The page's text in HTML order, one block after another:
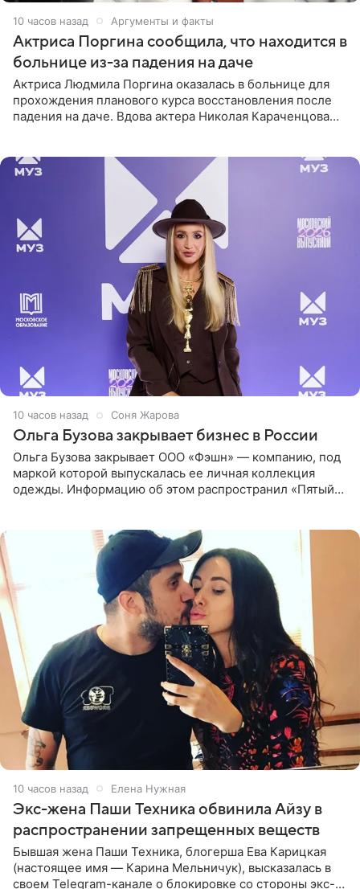
10 часов назад Аргументы и факты
Актриса Поргина сообщила, что находится в
больнице из-за падения на даче
Актриса Людмила Поргина оказалась в больнице для
прохождения планового курса восстановления после
падения на даче. Вдова актера Николая Караченцова
10 часов назад Соня Жарова
Ольга Бузова закрывает бизнес в России
Ольга Бузова закрывает ООО «Фэшн» — компанию, под
маркой которой выпускалась ее личная коллекция
одежды. Информацию об этом распространил «Пятый
10 часов назад Елена Нужная
Экс-жена Паши Техника обвинила Айзу в
распространении запрещенных веществ
Бывшая жена Паши Техника, блогерша Ева Карицкая
(настоящее имя — Карина Мельничук), высказалась в
своем Telegram-канале о блокировке со стороны экс-